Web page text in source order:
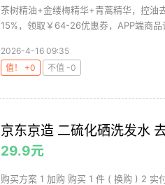
茶树精油+金缕梅精华+青蒿精华，控油
15%，领取￥64-26优惠券，APP端商
2026-4-16 09:35
值！ +0
不值 -0
京东京造 二硫化硒洗发水
29.9元
购买方案 1 加购 购买 1 件 ( 换购 ) 2